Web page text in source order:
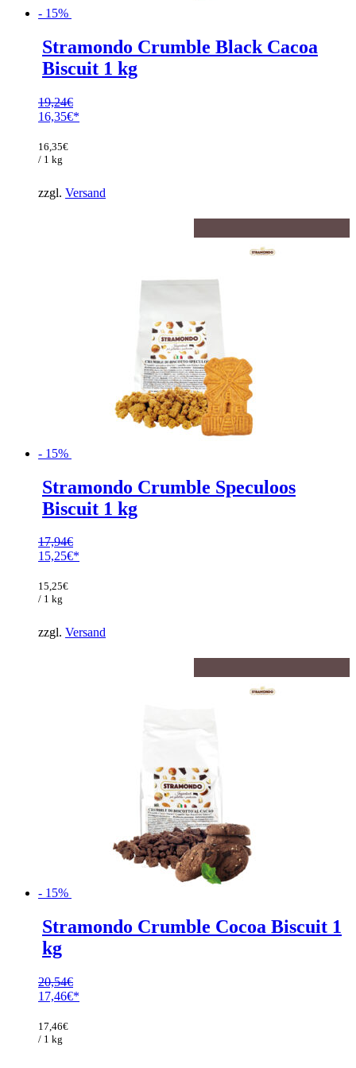
- 15%
Stramondo Crumble Black Cacoa
Biscuit 1 kg
19,24€
Ursprünglicher
war:
19,24€
16,35€
Preis
ist:
16,35€
/ 1 kg
zzgl. Versand
- 15%
Stramondo Crumble Speculoos
Biscuit 1 kg
17,94€
Ursprünglicher
war:
17,94€
15,25€
Preis
ist:
15,25€
/ 1 kg
zzgl. Versand
- 15%
Stramondo Crumble Cocoa Biscuit 1
kg
20,54€
Ursprünglicher
war:
20,54€
17,46€
Preis
ist:
17,46€
/ 1 kg